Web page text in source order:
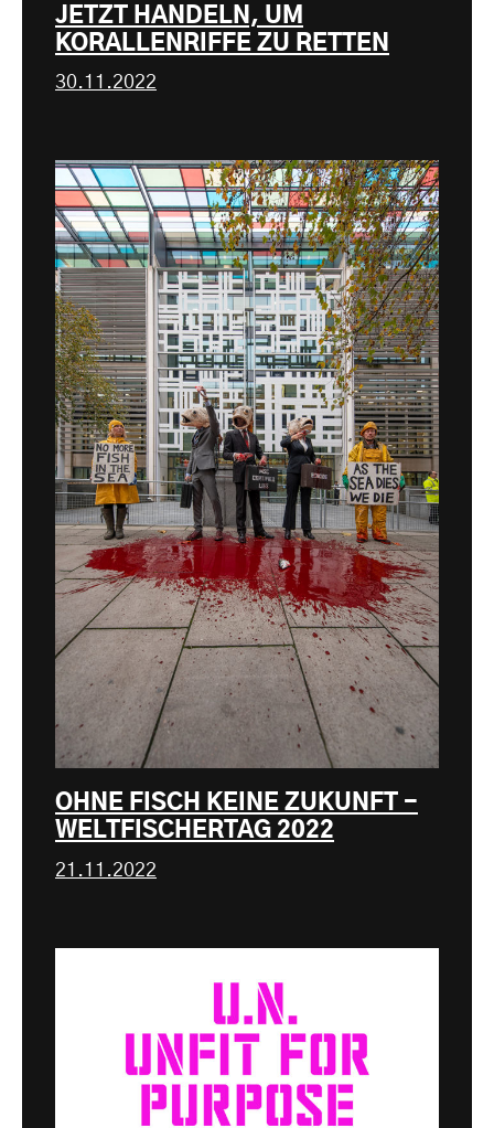
JETZT HANDELN, UM
KORALLENRIFFE ZU RETTEN
30.11.2022
OHNE FISCH KEINE ZUKUNFT -
WELTFISCHERTAG 2022
21.11.2022